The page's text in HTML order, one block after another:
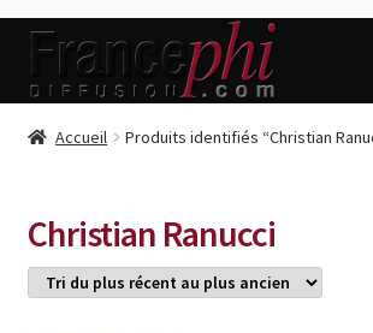
Aller
la
Aller
contenu
Accueil
Conditions de Vente
Accueil Produits identifiés “Christian
Christian Ranucci